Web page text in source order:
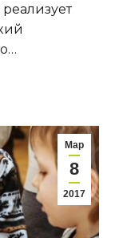
Мар
8
2017